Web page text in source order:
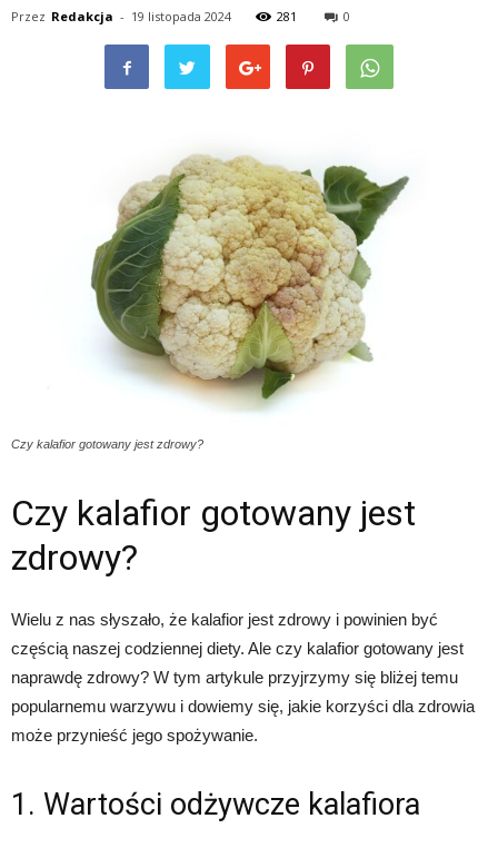
Przez Redakcja - 19 listopada 2024 281 0
Czy kalafior gotowany jest zdrowy?
Czy kalafior gotowany jest
zdrowy?
Wielu z nas słyszało, że kalafior jest zdrowy i powinien być
częścią naszej codziennej diety. Ale czy kalafior gotowany jest
naprawdę zdrowy? W tym artykule przyjrzymy się bliżej temu
popularnemu warzywu i dowiemy się, jakie korzyści dla zdrowia
może przynieść jego spożywanie.
1. Wartości odżywcze kalafiora